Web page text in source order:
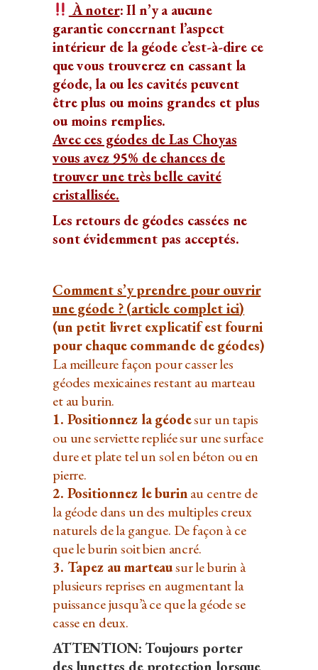
À noter: Il n’y a aucune
garantie concernant l’aspect
intérieur de la géode c’est-à-dire ce
que vous trouverez en cassant la
géode, la ou les cavités peuvent
être plus ou moins grandes et plus
ou moins remplies.
Avec ces géodes de Las Choyas
vous avez 95% de chances de
trouver une très belle cavité
cristallisée.
Les retours de géodes cassées ne
sont évidemment pas acceptés.
Comment s’y prendre pour ouvrir
une géode ?(article complet ici)
(un petit livret explicatif est fourni
pour chaque commande de géodes)
La meilleure façon pour casser les
géodes mexicaines restant au marteau
et au burin.
1. Positionnez la géodesur un tapis
ou une serviette repliée sur une surface
dure et plate tel un sol en béton ou en
pierre.
2. Positionnez le burinau centre de
la géode dans un des multiples creux
naturels de la gangue. De façon à ce
que le burin soit bien ancré.
3. Tapez au marteausur le burin à
plusieurs reprises en augmentant la
puissance jusqu’à ce que la géode se
casse en deux.
ATTENTION: Toujours porter